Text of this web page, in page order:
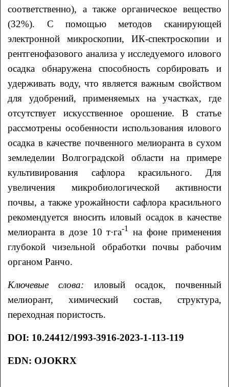
соответственно), а также органическое вещество
(32%). С помощью методов сканирующей
электронной микроскопии, ИК-спектроскопии и
рентгенофазового анализа у исследуемого илового
осадка обнаружена способность сорбировать и
удерживать воду, что является важным свойством
для удобрений, применяемых на участках, где
отсутствует искусственное орошение. В статье
рассмотрены особенности использования илового
осадка в качестве почвенного мелиоранта в сухом
земледелии Волгоградской области на примере
культивирования сафлора красильного. Для
увеличения микробиологической активности
почвы, а также урожайности сафлора красильного
рекомендуется вносить иловый осадок в качестве
мелиоранта в дозе 10 т·га-1
на фоне применения
глубокой чизельной обработки почвы рабочим
органом Ранчо.
Ключевые слова: иловый осадок, почвенный
мелиорант, химический состав, структура,
переходная пористость.
DOI: 10.24412/1993-3916-2023-1-113-119
EDN: OJOKRX